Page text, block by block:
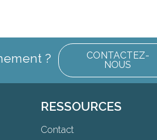
?
CONTACTEZ-
NOUS
RESSOURCES
Contact